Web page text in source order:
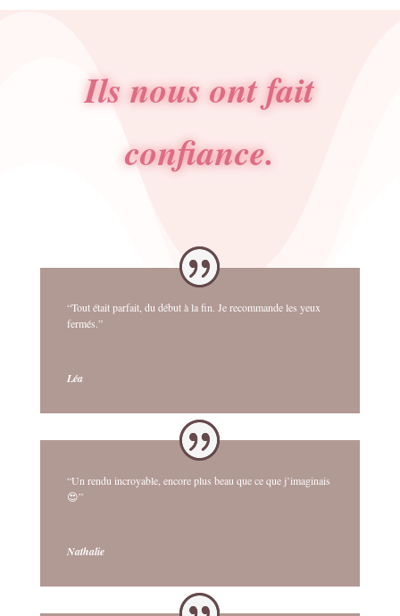
Ils nous ont fait
confiance.
“Tout était parfait, du début à la fin. Je recommande les yeux
fermés.”
Léa
“Un rendu incroyable, encore plus beau que ce que j’imaginais
😍”
Nathalie